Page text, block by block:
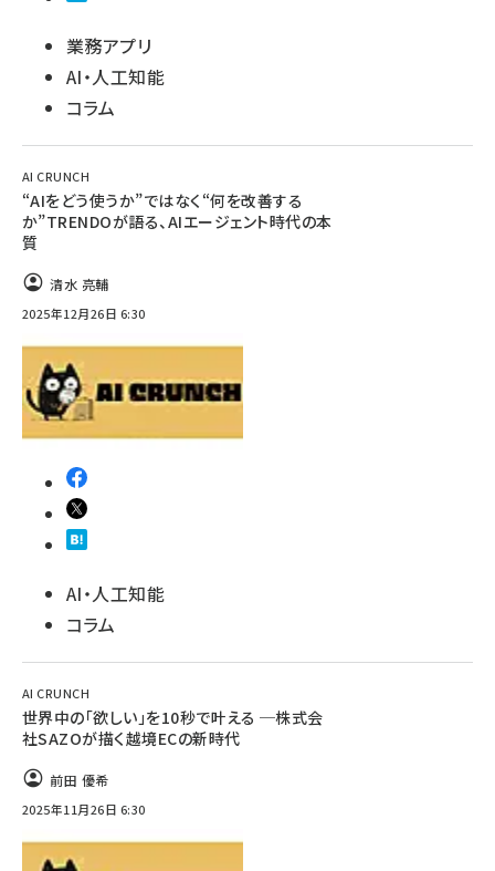
業務アプリ
AI・人工知能
コラム
AI CRUNCH
“AIをどう使うか”ではなく“何を改善する
か”TRENDOが語る、AIエージェント時代の本
質
清水 亮輔
2025年12月26日 6:30
AI・人工知能
コラム
AI CRUNCH
世界中の「欲しい」を10秒で叶える ─株式会
社SAZOが描く越境ECの新時代
前田 優希
2025年11月26日 6:30